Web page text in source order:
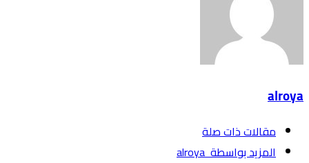
alroya
‫مقالات ذات صلة‬
‫‫المزيد بواسطة‬ ‬ alroya